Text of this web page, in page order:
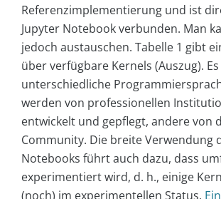
Referenzimplementierung und ist
Jupyter Notebook verbunden. Man
jedoch austauschen. Tabelle 1 gibt
über verfügbare Kernels (Auszug).
unterschiedliche
werden von professionellen
entwickelt und gepflegt, andere von
Community. Die breite Verwendung
Notebooks führt auch dazu, dass
experimentiert wird, d. h., einige
(noch) im experimentellen Status.